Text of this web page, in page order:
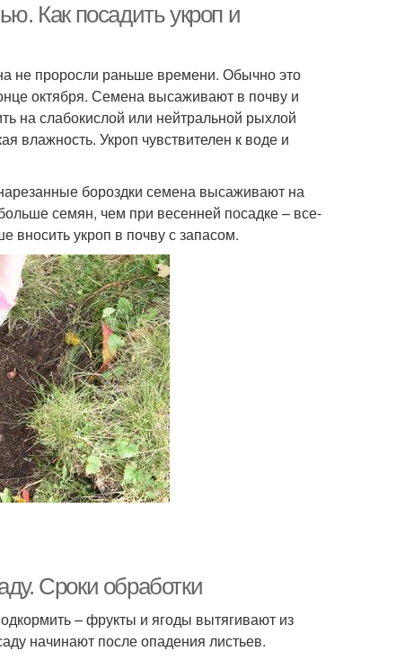
Как посадить укроп и
не проросли раньше времени. Обычно это
октября. Семена высаживают в почву и
на слабокислой или нейтральной рыхлой
влажность. Укроп чувствителен к воде и
бороздки семена высаживают на
семян, чем при весенней посадке – все-
вносить укроп в почву с запасом.
Сроки обработки
– фрукты и ягоды вытягивают из
начинают после опадения листьев.